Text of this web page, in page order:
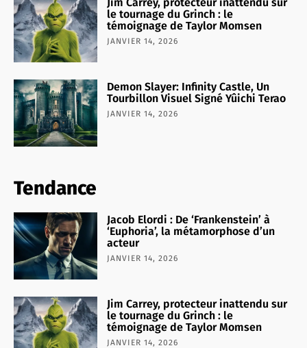
le tournage du Grinch : le
témoignage de Taylor Momsen
JANVIER 14, 2026
Demon Slayer: Infinity Castle, Un
Tourbillon Visuel Signé Yûichi Terao
JANVIER 14, 2026
Tendance
Jacob Elordi : De ‘Frankenstein’ à
‘Euphoria’, la métamorphose d’un
acteur
JANVIER 14, 2026
Jim Carrey, protecteur inattendu sur
le tournage du Grinch : le
témoignage de Taylor Momsen
JANVIER 14, 2026